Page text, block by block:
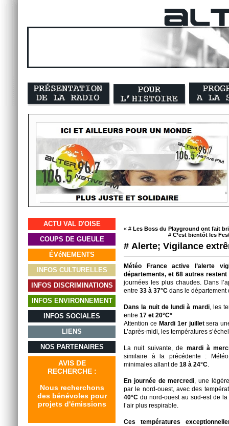
ACTU VAL D'OISE
COUPS DE GUEULE
ÉVéNEMENTS
INFOS CULTURELLES
INFOS DISCRIMINATIONS
INFOS ENVIRONNEMENT
INFOS SOCIALES
LIENS
NOS PARTENAIRES
AVIS DE
RECHERCHE :
Nous recherchons
des bénévoles pour
projets d'émissions
« # Les Boss du Playground ont fait
# C’est bientôt les
# Alerte; Vigilance
Météo France active l’alerte
départements, et 68 autres restent
journées les plus chaudes. Dans
entre 33 à 37°C dans le département
Dans la nuit de lundi à mardi, les
entre 17 et 20°C*
Attention ce Mardi 1er juilletsera
L’après-midi, les températures
La nuit suivante, de mardi à
similaire à la précédente :
minimales allant de 18 à 24°C.
En journée de mercredi, une
par le nord-ouest, avec des
40°C du nord-ouest au sud-est de
l’air plus respirable.
Ces températures